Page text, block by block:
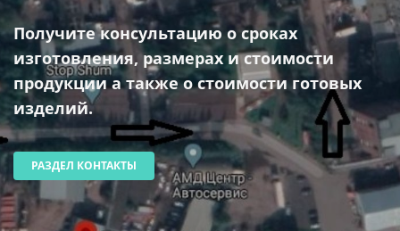
Получите консультацию о сроках
изготовления, размерах и стоимости
продукции а также о стоимости готовых
изделий.
РАЗДЕЛ КОНТАКТЫ